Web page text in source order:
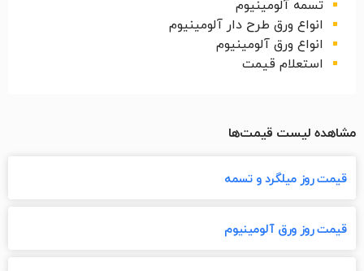
تسمه آلومینیوم
انواع ورق طرح دار آلومینیوم
انواع ورق آلومینیوم
استعلام قیمت
مشاهده لیست قیمت‌ها
قیمت روز میلگرد و تسمه
قیمت روز ورق آلومینیوم